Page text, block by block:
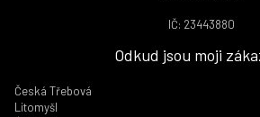
IČ: 23443880
Odkud jsou moji
Česká Třebová
Litomyšl